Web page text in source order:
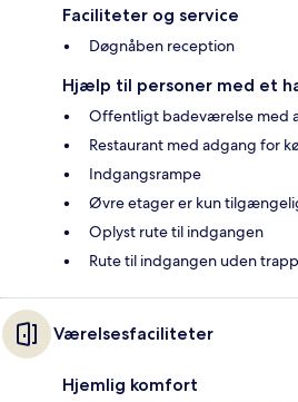
Faciliteter og service
Døgnåben reception
Hjælp til personer med et
Offentligt badeværelse med
Restaurant med adgang for
Indgangsrampe
Øvre etager er kun
Oplyst rute til indgangen
Rute til indgangen uden
Værelsesfaciliteter
Hjemlig komfort